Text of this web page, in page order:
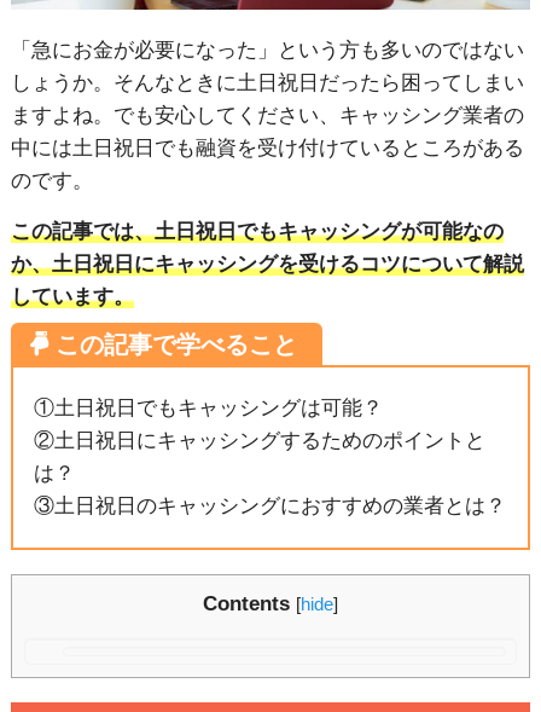
「急にお金が必要になった」という方も多いのではない
しょうか。そんなときに土日祝日だったら困ってしまい
ますよね。でも安心してください、キャッシング業者の
中には土日祝日でも融資を受け付けているところがある
のです。
この記事では、土日祝日でもキャッシングが可能なの
か、土日祝日にキャッシングを受けるコツについて解説
しています。
①土日祝日でもキャッシングは可能？
②土日祝日にキャッシングするためのポイントと
は？
③土日祝日のキャッシングにおすすめの業者とは？
Contents [hide]